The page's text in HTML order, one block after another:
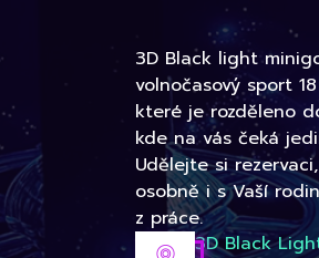
3D Black light
volnočasový sport
které je rozděleno
kde na vás čeká
Udělejte si
osobně i s Vaší
z práce.
3D Black